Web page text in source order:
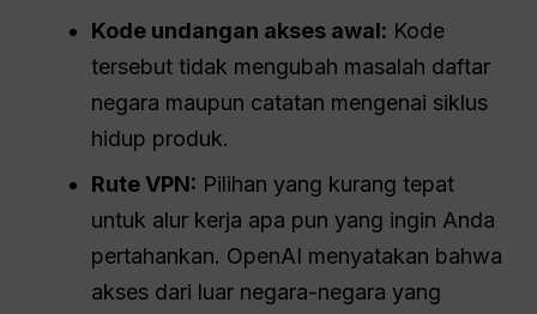
Kode undangan akses awal: Kode
tersebut tidak mengubah masalah daftar
negara maupun catatan mengenai siklus
hidup produk.
Rute VPN: Pilihan yang kurang tepat
untuk alur kerja apa pun yang ingin Anda
pertahankan. OpenAI menyatakan bahwa
akses dari luar negara-negara yang